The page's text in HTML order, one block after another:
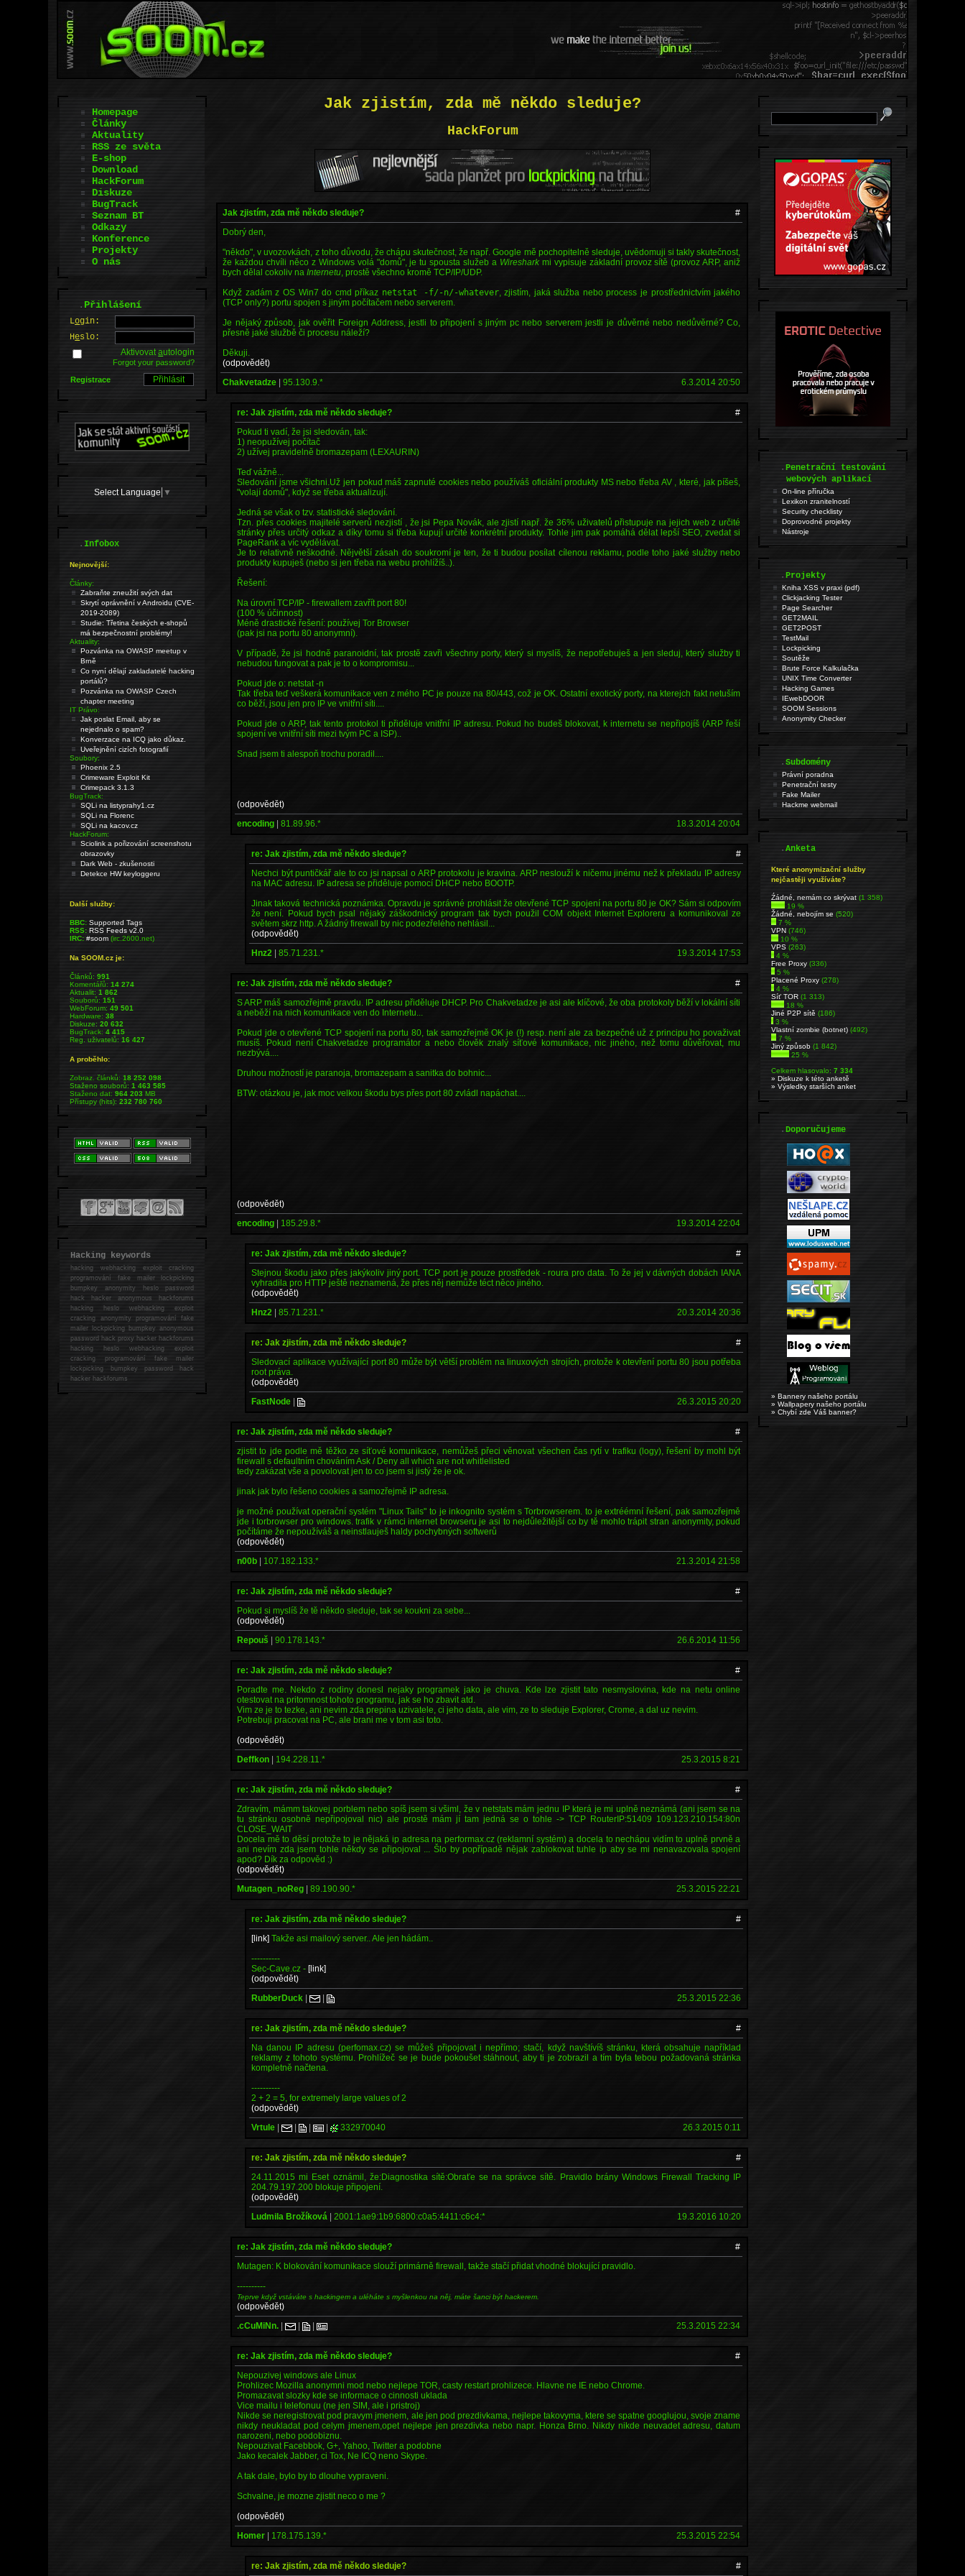
Jak zjistím, zda mě někdo sleduje?
HackForum
Jak zjistím, zda mě někdo sleduje?
#
Dobrý den,
"někdo", v uvozovkách, z toho důvodu, že chápu skutečnost, že např. Google mě pochopitelně sleduje, uvědomuji si takly skutečnost,
že každou chvíli něco z Windows volá "domů", je tu spousta služeb a Wiresharkmi vypisuje základní provoz sítě (provoz ARP, aniž
bych dělal cokoliv naInternetu , prostě všechno kromě TCP/IP/UDP.
Když zadám z OS Win7 do cmd příkaz netstat -f/-n/-whatever, zjistím, jaká služba nebo process je prostřednictvím jakého
(TCP only?) portu spojen s jiným počítačem nebo serverem.
Je nějaký způsob, jak ověřit Foreign Address, jestli to připojení s jiným pc nebo serverem jestli je důvěrné nebo nedůvěrné? Co,
přesně jaké službě či procesu náleží?
Děkuji.
(odpovědět)
Chakvetadze |95.130.9.* 6.3.2014 20:50
re: Jak zjistím, zda mě někdo sleduje?
#
Pokud ti vadí, že jsi sledován, tak:
1) neopužívej počítač
2) užívej pravidelně bromazepam (LEXAURIN)
Teď vážně...
Sledování jsme všichni.Už jen pokud máš zapnuté cookies nebo používáš oficiální produkty MS nebo třeba AV , které, jak píšeš,
"volají domů", když se třeba aktualizují.
Jedná se však o tzv. statistické sledování.
Tzn. přes cookies majitelé serverů nezjistí , že jsi Pepa Novák, ale zjistí např. že 36% uživatelů přistupuje na jejich web z určité
stránky přes určitý odkaz a díky tomu si třeba kupují určité konkrétní produkty. Tohle jim pak pomáhá dělat lepší SEO, zvedat si
PageRank a víc vydělávat.
Je to relativně neškodné. Nějvětší zásah do soukromí je ten, že ti budou posílat cílenou reklamu, podle toho jaké služby nebo
produkty kupuješ (nebo si jen třeba na webu prohlížíš..).
Řešení:
Na úrovní TCP/IP - firewallem zavřít port 80!
(100 % účinnost)
Méně drastické řešení: používej Tor Browser
(pak jsi na portu 80 anonymní).
V případě, že jsi hodně paranoidní, tak prostě zavři všechny porty, který si myslíš, že nepotřebuješ a jen sleduj, který služby ti
nebudou fungovat a pak je to o kompromisu...
Pokud jde o: netstat -n
Tak třeba teď veškerá komunikace ven z mého PC je pouze na 80/443, což je OK. Ostatní exotický porty, na kterejch fakt netuším
co běží, jsou jen pro IP ve vnitřní síti....
Pokud jde o ARP, tak tento protokol ti přiděluje vnitřní IP adresu. Pokud ho budeš blokovat, k internetu se nepřipojíš (ARP řeší
spojení ve vnitřní síti mezi tvým PC a ISP)..
Snad jsem ti alespoň trochu poradil....
(odpovědět)
encoding |81.89.96.* 18.3.2014 20:04
re: Jak zjistím, zda mě někdo sleduje?
#
Nechci být puntičkář ale to co jsi napsal o ARP protokolu je kravina. ARP neslouží k ničemu jinému než k překladu IP adresy
na MAC adresu. IP adresa se přiděluje pomocí DHCP nebo BOOTP.
Jinak taková technická poznámka. Opravdu je správné prohlásit že otevřené TCP spojení na portu 80 je OK? Sám si odpovím
že není. Pokud bych psal nějaký záškodnický program tak bych použil COM objekt Internet Exploreru a komunikoval ze
světem skrz http. A žádný firewall by nic podezřelého nehlásil...
(odpovědět)
Hnz2 |85.71.231.* 19.3.2014 17:53
re: Jak zjistím, zda mě někdo sleduje?
#
S ARP máš samozřejmě pravdu. IP adresu přiděluje DHCP. Pro Chakvetadze je asi ale klíčové, že oba protokoly běží v lokální síti
a neběží na nich komunikace ven do Internetu...
Pokud jde o otevřené TCP spojení na portu 80, tak samozřejmě OK je (!) resp. není ale za bezpečné už z principu ho považivat
musíš. Pokud není Chakvetadze programátor a nebo člověk znalý síťové komunikace, nic jiného, než tomu důvěřovat, mu
nezbývá....
Druhou možností je paranoja, bromazepam a sanitka do bohnic...
BTW: otázkou je, jak moc velkou škodu bys přes port 80 zvládl napáchat....
(odpovědět)
encoding | 185.29.8.* 19.3.2014 22:04
re: Jak zjistím, zda mě někdo sleduje?
#
Stejnou škodu jako přes jakýkoliv jiný port. TCP port je pouze prostředek - roura pro data. To že jej v dávných dobách IANA
vyhradila pro HTTP ještě neznamená, že přes něj nemůže téct něco jiného.
(odpovědět)
Hnz2 |85.71.231.* 20.3.2014 20:36
re: Jak zjistím, zda mě někdo sleduje?
#
Sledovací aplikace využívající port 80 může být větší problém na linuxových strojích, protože k otevření portu 80 jsou potřeba
root práva.
(odpovědět)
FastNode | 26.3.2015 20:20
re: Jak zjistím, zda mě někdo sleduje?
#
zjistit to jde podle mě těžko ze síťové komunikace, nemůžeš přeci věnovat všechen čas rytí v trafiku (logy), řešení by mohl být
firewall s defaultním chováním Ask / Deny all which are not whitlelisted
tedy zakázat vše a povolovat jen to co jsem si jistý že je ok.
jinak jak bylo řešeno cookies a samozřejmě IP adresa.
je možné používat operační systém "Linux Tails" to je inkognito systém s Torbrowserem. to je extréémní řešení, pak samozřejmě
jde i torbrowser pro windows. trafik v rámci internet browseru je asi to nejdůležitější co by tě mohlo trápit stran anonymity, pokud
počítáme že nepoužíváš a neinstlauješ haldy pochybných softwerů
(odpovědět)
n00b | 107.182.133.* 21.3.2014 21:58
re: Jak zjistím, zda mě někdo sleduje?
#
Pokud si myslíš že tě někdo sleduje, tak se koukni za sebe...
(odpovědět)
Repouš |90.178.143.* 26.6.2014 11:56
re: Jak zjistím, zda mě někdo sleduje?
#
Poradte me. Nekdo z rodiny donesl nejaky programek jako je chuva. Kde lze zjistit tato nesmyslovina, kde na netu online
otestovat na pritomnost tohoto programu, jak se ho zbavit atd.
Vim ze je to tezke, ani nevim zda prepina uzivatele, ci jeho data, ale vim, ze to sleduje Explorer, Crome, a dal uz nevim.
Potrebuji pracovat na PC, ale brani me v tom asi toto.
(odpovědět)
Deffkon | 194.228.11.* 25.3.2015 8:21
re: Jak zjistím, zda mě někdo sleduje?
#
Zdravím, mámm takovej porblem nebo spíš jsem si všiml, že v netstats mám jednu IP která je mi uplně neznámá (ani jsem se na
tu stránku osobně nepřipojoval nic) ale prostě mám jí tam jedná se o tohle -> TCP RouterIP:51409 109.123.210.154:80n
CLOSE_WAIT
Docela mě to děsí protože to je nějaká ip adresa na performax.cz (reklamní systém) a docela to nechápu vidím to uplně prvně a
ani nevím zda jsem tohle někdy se připojoval ... Šlo by popřípadě nějak zablokovat tuhle ip aby se mi nenavazovala spojení
apod? Dík za odpověd :)
(odpovědět)
Mutagen_noReg |89.190.90.* 25.3.2015 22:21
re: Jak zjistím, zda mě někdo sleduje?
#
[link] Takže asi mailový server.. Ale jen hádám..
----------
Sec-Cave.cz -[link]
(odpovědět)
RubberDuck | | 25.3.2015 22:36
re: Jak zjistím, zda mě někdo sleduje?
#
Na danou IP adresu (perfomax.cz) se můžeš připojovat i nepřímo; stačí, když navštívíš stránku, která obsahuje například
reklamy z tohoto systému. Prohlížeč se je bude pokoušet stáhnout, aby ti je zobrazil a tím byla tebou požadovaná stránka
kompletně načtena.
----------
2 + 2 = 5, for extremely large values of 2
(odpovědět)
Vrtule | | | | 332970040 26.3.2015 0:11
re: Jak zjistím, zda mě někdo sleduje?
#
24.11.2015 mi Eset oznámil, že:Diagnostika sítě:Obraťe se na správce sítě. Pravidlo brány Windows Firewall Tracking IP
204.79.197.200 blokuje připojení.
(odpovědět)
Ludmila Brožíková |2001:1ae9:1b9:6800:c0a5:4411:c6c4:* 19.3.2016 10:20
re: Jak zjistím, zda mě někdo sleduje?
#
Mutagen: K blokování komunikace slouží primárně firewall, takže stačí přidat vhodné blokující pravidlo.
----------
Teprve když vstáváte s hackingem a uléháte s myšlenkou na něj, máte šanci být hackerem.
(odpovědět)
.cCuMiNn. | | | 25.3.2015 22:34
re: Jak zjistím, zda mě někdo sleduje?
#
Nepouzivej windows ale Linux
Prohlizec Mozilla anonymni mod nebo nejlepe TOR, casty restart prohlizece. Hlavne ne IE nebo Chrome.
Promazavat slozky kde se informace o cinnosti uklada
Vice mailu i telefonuu (ne jen SIM, ale i pristroj)
Nikde se neregistrovat pod pravym jmenem, ale jen pod prezdivkama, nejlepe takovyma, ktere se spatne googlujou, svoje zname
nikdy neukladat pod celym jmenem,opet nejlepe jen prezdivka nebo napr. Honza Brno. Nikdy nikde neuvadet adresu, datum
narozeni, nebo podobiznu.
Nepouzivat Facebbok, G+, Yahoo, Twitter a podobne
Jako kecalek Jabber, ci Tox, Ne ICQ neno Skype.
A tak dale, bylo by to dlouhe vypraveni.
Schvalne, je mozne zjistit neco o me ?
(odpovědět)
Homer | 178.175.139.* 25.3.2015 22:54
re: Jak zjistím, zda mě někdo sleduje? #
Homepage
Články
Aktuality
RSS ze světa
E-shop
Download
HackForum
Diskuze
BugTrack
Seznam BT
Odkazy
Konference
Projekty
O nás
.Přihlášení
Login:
Heslo:
Aktivovatautologin
Forgot your password?
Registrace
Select Language ▼
.Infobox
Nejnovější:
Články:
Zabraňte zneužití svých dat
Skrytí oprávnění v Androidu (CVE-
2019-2089)
Studie: Třetina českých e-shopů
má bezpečnostní problémy!
Aktuality:
Pozvánka na OWASP meetup v
Brně
Co nyní dělají zakladatelé hacking
portálů?
Pozvánka na OWASP Czech
chapter meeting
IT Právo:
Jak poslat Email, aby se
nejednalo o spam?
Konverzace na ICQ jako důkaz.
Uveřejnění cizích fotografií
Soubory:
Phoenix 2.5
Crimeware Exploit Kit
Crimepack 3.1.3
BugTrack:
SQLi na listyprahy1.cz
SQLi na Florenc
SQLi na kacov.cz
HackForum:
Sciolink a pořizování screenshotu
obrazovky
Dark Web - zkušenosti
Detekce HW keyloggeru
Další služby:
BBC: Supported Tags
RSS: RSS Feeds v2.0
IRC: #soom(irc.2600.net)
Na SOOM.cz je:
Článků:991
Komentářů:14 274
Aktualit:1 862
Souborů:151
WebForum:49 501
Hardware:38
Diskuze:20 632
BugTrack:4 415
Reg. uživatelů:16 427
A proběhlo:
Zobraz. článků:18 252 098
Staženo souborů:1 463 585
Staženo dat:964 203MB
Přístupy (hits):232 780 760
Hacking keywords
hackingwebhacking exploit cracking
programování fake mailer lockpicking
bumpkey anonymity heslo password
hackhacker anonymous hackforums
hackingheslo webhacking exploit
cracking anonymity programování fake
mailer lockpicking bumpkey anonymous
password hack proxy hacker hackforums
hacking heslo webhacking exploit
cracking programování fake mailer
lockpicking bumpkey password hack
hackerhackforums
.Penetrační testování
webových aplikací
On-line příručka
Lexikon zranitelností
Security checklisty
Doprovodné projekty
Nástroje
.Projekty
Kniha XSS v praxi (pdf)
Clickjacking Tester
Page Searcher
GET2MAIL
GET2POST
TestMail
Lockpicking
Soutěže
Brute Force Kalkulačka
UNIX Time Converter
Hacking Games
IEwebDOOR
SOOM Sessions
Anonymity Checker
.Subdomény
Právní poradna
Penetrační testy
Fake Mailer
Hackme webmail
.Anketa
Které anonymizační služby
nejčastěji využíváte?
Źádné, nemám co skrývat(1 358)
19 %
Žádné, nebojím se(520)
7 %
VPN(746)
10 %
VPS(263)
4 %
Free Proxy(336)
5 %
Placené Proxy(278)
4 %
Síť TOR(1 313)
18 %
Jiné P2P sítě(186)
3 %
Vlastní zombie (botnet)(492)
7 %
Jiný způsob(1 842)
25 %
Celkem hlasovalo:7 334
» Diskuze k této anketě
» Výsledky starších anket
.Doporučujeme
» Bannery našeho portálu
» Wallpapery našeho portálu
» Chybí zde Váš banner?